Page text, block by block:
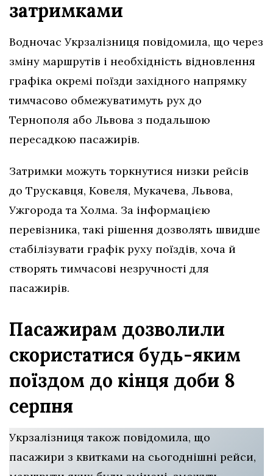
затримками
Водночас Укрзалізниця повідомила, що через
зміну маршрутів і необхідність відновлення
графіка окремі поїзди західного напрямку
тимчасово обмежуватимуть рух до
Тернополя або Львова з подальшою
пересадкою пасажирів.
Затримки можуть торкнутися низки рейсів
до Трускавця, Ковеля, Мукачева, Львова,
Ужгорода та Холма. За інформацією
перевізника, такі рішення дозволять швидше
стабілізувати графік руху поїздів, хоча й
створять тимчасові незручності для
пасажирів.
Пасажирам дозволили
скористатися будь-яким
поїздом до кінця доби 8
серпня
Укрзалізниця також повідомила, що
пасажири з квитками на сьогоднішні рейси,